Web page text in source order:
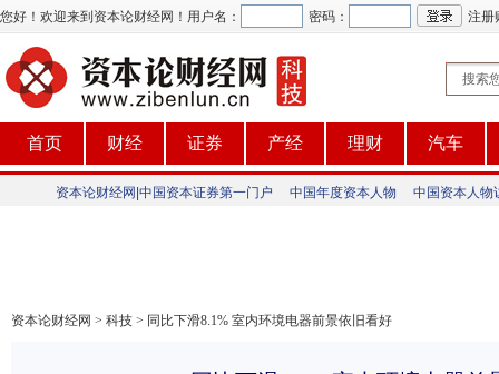
您好！欢迎来到资本论财经网！ 用户名： 密码： 注册
首页 财经 证券 产经 理财 汽车
资本论财经网|中国资本证券第一门户 中国年度资本人物 中国资本人物
资本论财经网 > 科技 > 同比下滑8.1% 室内环境电器前景依旧看好